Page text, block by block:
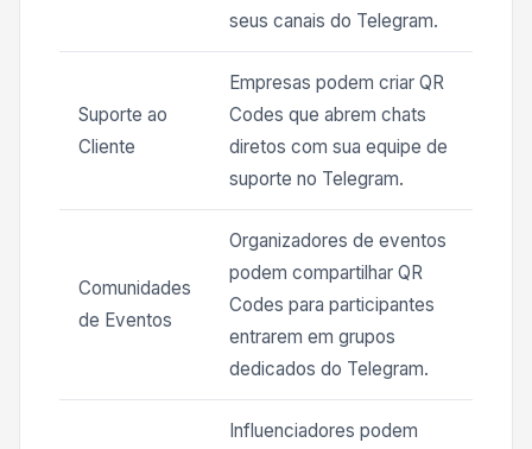
seus canais do Telegram.
Suporte ao
Cliente
Empresas podem criar QR
Codes que abrem chats
diretos com sua equipe de
suporte no Telegram.
Comunidades
de Eventos
Organizadores de eventos
podem compartilhar QR
Codes para participantes
entrarem em grupos
dedicados do Telegram.
Influenciadores podem